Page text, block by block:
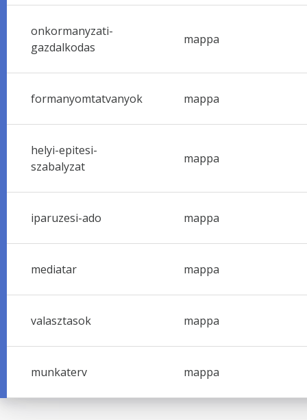
onkormanyzati-
gazdalkodas
mappa
formanyomtatvanyok mappa
helyi-epitesi-
szabalyzat
mappa
iparuzesi-ado mappa
mediatar mappa
valasztasok mappa
munkaterv mappa